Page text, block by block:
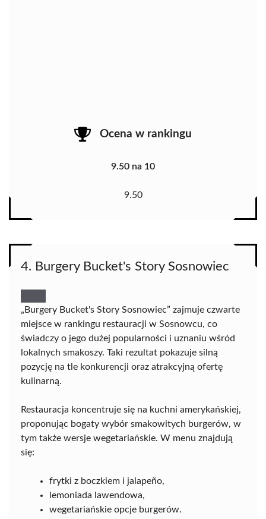
Ocena w rankingu
9.50 na 10
9.50
4. Burgery Bucket's Story Sosnowiec
„Burgery Bucket's Story Sosnowiec” zajmuje czwarte
miejsce w rankingu restauracji w Sosnowcu, co
świadczy o jego dużej popularności i uznaniu wśród
lokalnych smakoszy. Taki rezultat pokazuje silną
pozycję na tle konkurencji oraz atrakcyjną ofertę
kulinarną.
Restauracja koncentruje się na kuchni amerykańskiej,
proponując bogaty wybór smakowitych burgerów, w
tym także wersje wegetariańskie. W menu znajdują
się:
frytki z boczkiem i jalapeño,
lemoniada lawendowa,
wegetariańskie opcje burgerów.